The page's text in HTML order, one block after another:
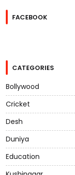
FACEBOOK
CATEGORIES
Bollywood
Cricket
Desh
Duniya
Education